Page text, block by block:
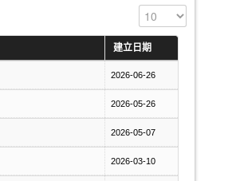
顯示數目
建立日期
2026-06-26
2026-05-26
2026-05-07
2026-03-10